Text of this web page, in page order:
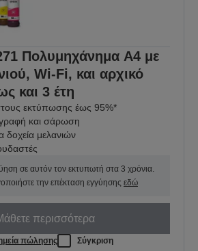
Πολυμηχάνημα A4 με
Wi-Fi, και αρχικό
και 3 έτη
εκτύπωσης έως 95%*
και σάρωση
δοχεία μελανιών
σε αυτόν τον εκτυπωτή στα 3 χρόνια.
την επέκταση εγγύησης εδώ
περισσότερα
πώλησης Σύγκριση